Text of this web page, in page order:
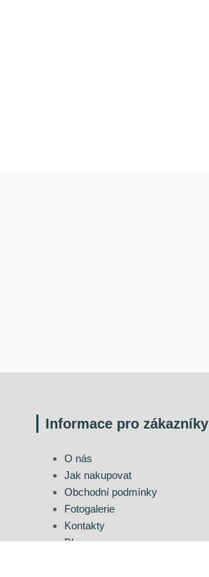
Informace pro zákazníky
O nás
Jak nakupovat
Obchodní podmínky
Fotogalerie
Kontakty
Blog